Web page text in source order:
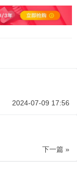
2024-07-09 17:56
下一篇 »